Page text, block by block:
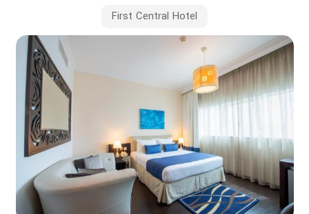
First Central Hotel